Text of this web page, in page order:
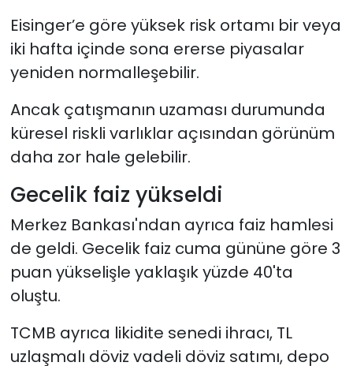
Eisinger’e göre yüksek risk ortamı bir veya
iki hafta içinde sona ererse piyasalar
yeniden normalleşebilir.
Ancak çatışmanın uzaması durumunda
küresel riskli varlıklar açısından görünüm
daha zor hale gelebilir.
Gecelik faiz yükseldi
Merkez Bankası'ndan ayrıca faiz hamlesi
de geldi. Gecelik faiz cuma gününe göre 3
puan yükselişle yaklaşık yüzde 40'ta
oluştu.
TCMB ayrıca likidite senedi ihracı, TL
uzlaşmalı döviz vadeli döviz satımı, depo